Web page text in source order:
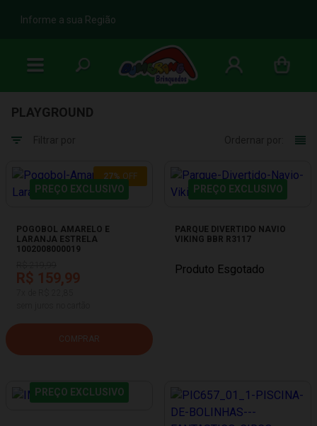
b
Informe a sua Região
PLAYGROUND
27% OFF
PREÇO EXCLUSIVO
POGOBOL AMARELO E
LARANJA ESTRELA
1002008000019
R$ 159,99
COMPRAR
PREÇO EXCLUSIVO
PARQUE DIVERTIDO NAVIO
VIKING BBR R3117
Produto Esgotado
PREÇO EXCLUSIVO